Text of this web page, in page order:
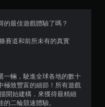
分
5
星
）
的最佳遊戲體驗了嗎？
賽道和前所未有的真實
一輛，駛進全球各地的數十
極致豐富的細節！所有遊戲
開始建構，來獲得最精細
二輪競速體驗。